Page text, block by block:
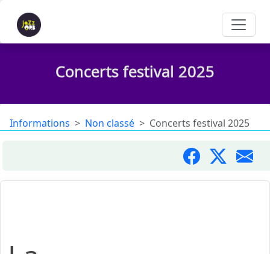
Concerts festival 2025
Informations Non classé Concerts festival 2025